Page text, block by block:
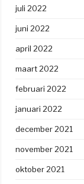
juli 2022
juni 2022
april 2022
maart 2022
februari 2022
januari 2022
december 2021
november 2021
oktober 2021